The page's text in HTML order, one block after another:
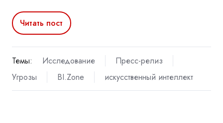
Читать пост
Темы: Исследование
Пресс-релиз
Угрозы
BI.Zone искусственный интеллект